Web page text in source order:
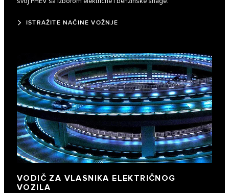
ISTRAŽITE NAČINE VOŽNJE
VODIČ ZA VLASNIKA ELEKTRIČNOG
VOZILA